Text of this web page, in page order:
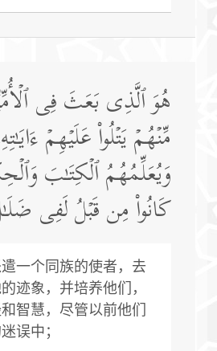
هُوَ ٱلَّذِی بَعَثَ فِی
مِّنۡهُمۡ یَتۡلُوا۟ عَلَیۡهِمۡ
وَیُعَلِّمُهُمُ ٱلۡكِتَـٰبَ
كَانُوا۟ مِن قَبۡلُ لَفِی
一个同族的使者，去
迹象，并培养他们，
智慧，尽管以前他们
误中；